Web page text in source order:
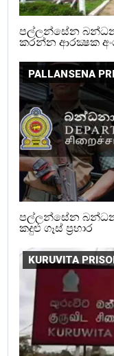
පල්ලන්සේන
කරන්න ආරක්‍ෂක
PALLANSENA
පල්ලන්සේන
කදුළු ගෑස් ප්‍රහාර
KURUVITA